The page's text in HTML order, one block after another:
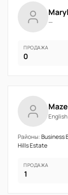
—
ПРОДАЖА
0
Районы:Business
Hills Estate
ПРОДАЖА
1